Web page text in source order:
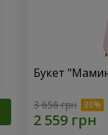
Букет
3 656 грн